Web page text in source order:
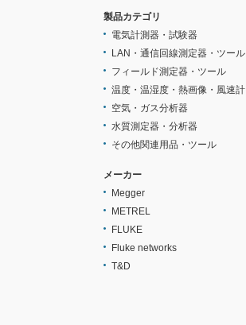
製品カテゴリ
電気計測器・試験器
LAN・通信回線測定器・ツール
フィールド測定器・ツール
温度・温湿度・熱画像・風速計
空気・ガス分析器
水質測定器・分析器
その他関連用品・ツール
メーカー
Megger
METREL
FLUKE
Fluke networks
T&D